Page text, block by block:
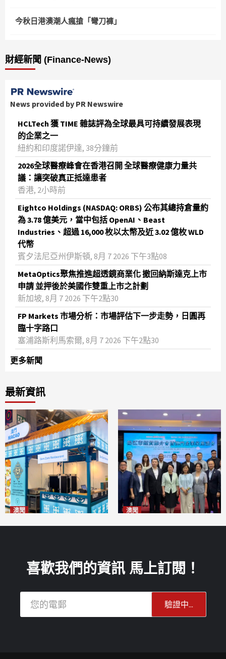
今秋日港澳潮人瘋搶「彎刀褲」
財經新聞 (Finance-News)
News provided by PR Newswire
HCLTech 獲 TIME 雜誌評為全球最具可持續發展表現
的企業之一
紐約和印度諾伊達, 38分鐘前
2026全球醫療峰會在香港召開 全球醫療健康力量共
議：讓突破真正抵達患者
香港, 2小時前
Eightco Holdings (NASDAQ: ORBS) 公布其總持倉量約
為 3.78 億美元，當中包括 OpenAI、Beast
Industries、超過 16,000 枚以太幣及近 3.02 億枚 WLD
代幣
賓夕法尼亞州伊斯頓, 8月 7 2026 下午3點08
MetaOptics聚焦推進超透鏡商業化 撤回納斯達克上市
申請 並押後於美國作雙重上市之計劃
新加坡, 8月 7 2026 下午2點30
FP Markets 市場分析：市場評估下一步走勢，日圓再
臨十字路口
塞浦路斯利馬索爾, 8月 7 2026 下午2點30
更多新聞
最新資訊
澳聞 澳聞
喜歡我們的資訊 馬上訂閱！